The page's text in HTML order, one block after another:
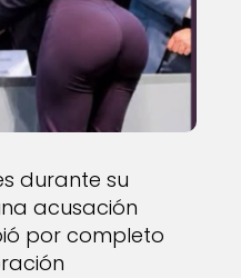
durante su
acusación
por completo